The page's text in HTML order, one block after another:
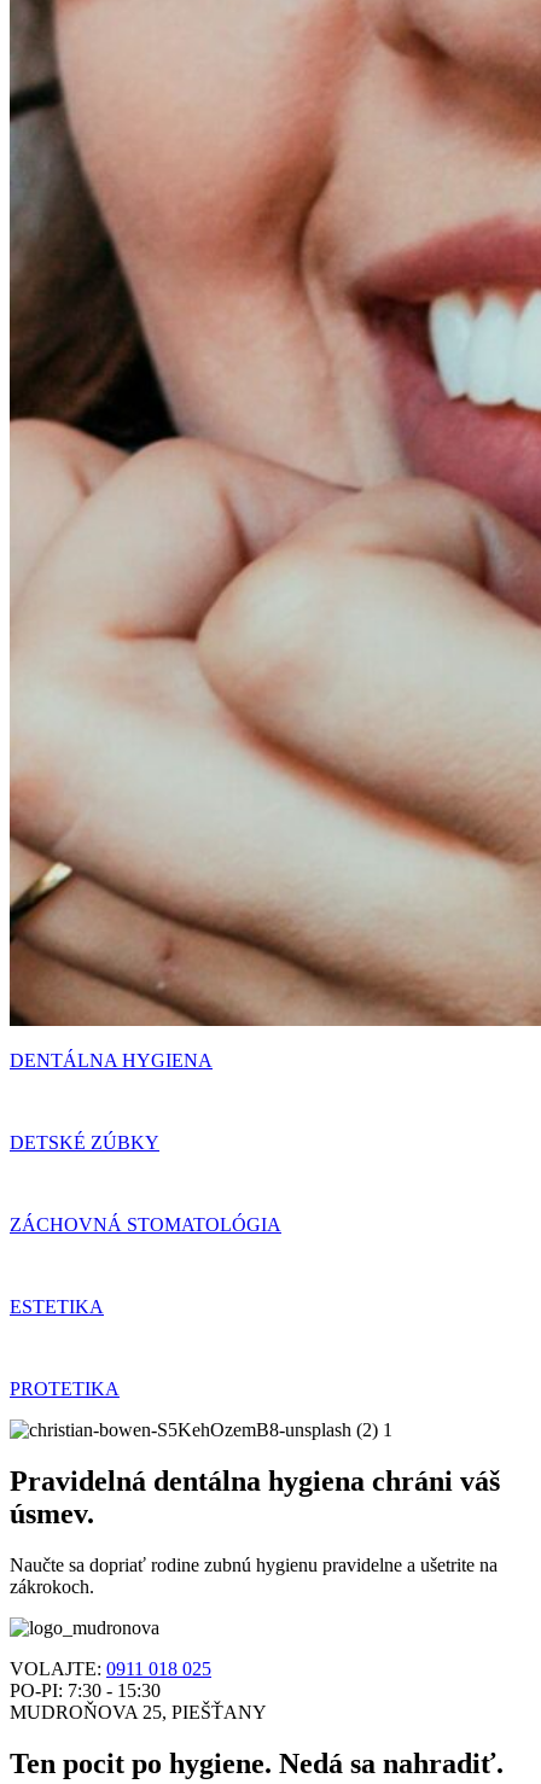
DENTÁLNA HYGIENA
DETSKÉ ZÚBKY
ZÁCHOVNÁ STOMATOLÓGIA
ESTETIKA
PROTETIKA
Pravidelná dentálna hygiena chráni váš
úsmev.
Naučte sa dopriať rodine zubnú hygienu pravidelne a ušetrite na
zákrokoch.
VOLAJTE: 0911 018 025
PO-PI: 7:30 - 15:30
MUDROŇOVA 25, PIEŠŤANY
Ten pocit po hygiene. Nedá sa nahradiť.